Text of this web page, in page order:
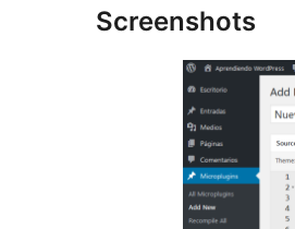
Screenshots